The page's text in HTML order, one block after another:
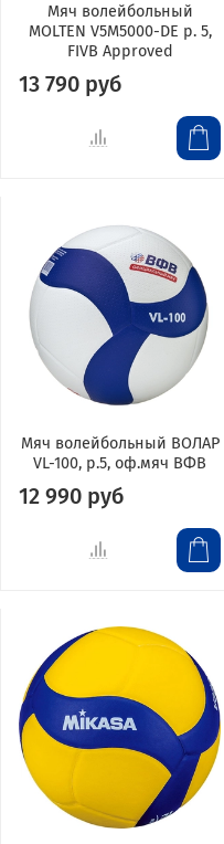
Мяч волейбольный
MOLTEN V5M5000-DE р. 5,
FIVB Approved
13 790 руб
Мяч волейбольный ВОЛАР
VL-100, р.5, оф.мяч ВФВ
12 990 руб